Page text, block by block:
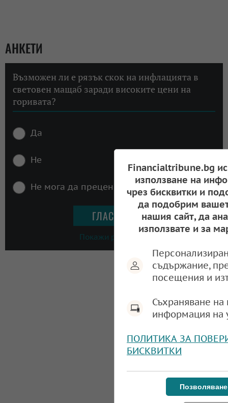
АНКЕТИ
Възможен ли е рязък скок на инфлацията в
световен мащаб заради високите цени на
горивата?
Да
Не
Не мога да преценя
Покажи резултати
Financialtribune.bg
използване на
чрез бисквитки и
да подобрим
нашия сайт, да
използвате и за
съдържание,
посещения и
Съхраняване
информация на
ПОЛИТИКА ЗА
БИСКВИТКИ